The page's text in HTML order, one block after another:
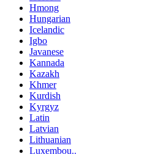
Hmong
Hungarian
Icelandic
Igbo
Javanese
Kannada
Kazakh
Khmer
Kurdish
Kyrgyz
Latin
Latvian
Lithuanian
Luxembou..